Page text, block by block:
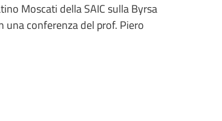
Moscati della SAIC sulla Byrsa
una conferenza del prof. Piero